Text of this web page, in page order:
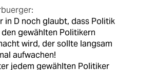
in D noch glaubt, dass Politik
gewählten Politikern
wird, der sollte langsam
aufwachen!
jedem gewählten Politiker